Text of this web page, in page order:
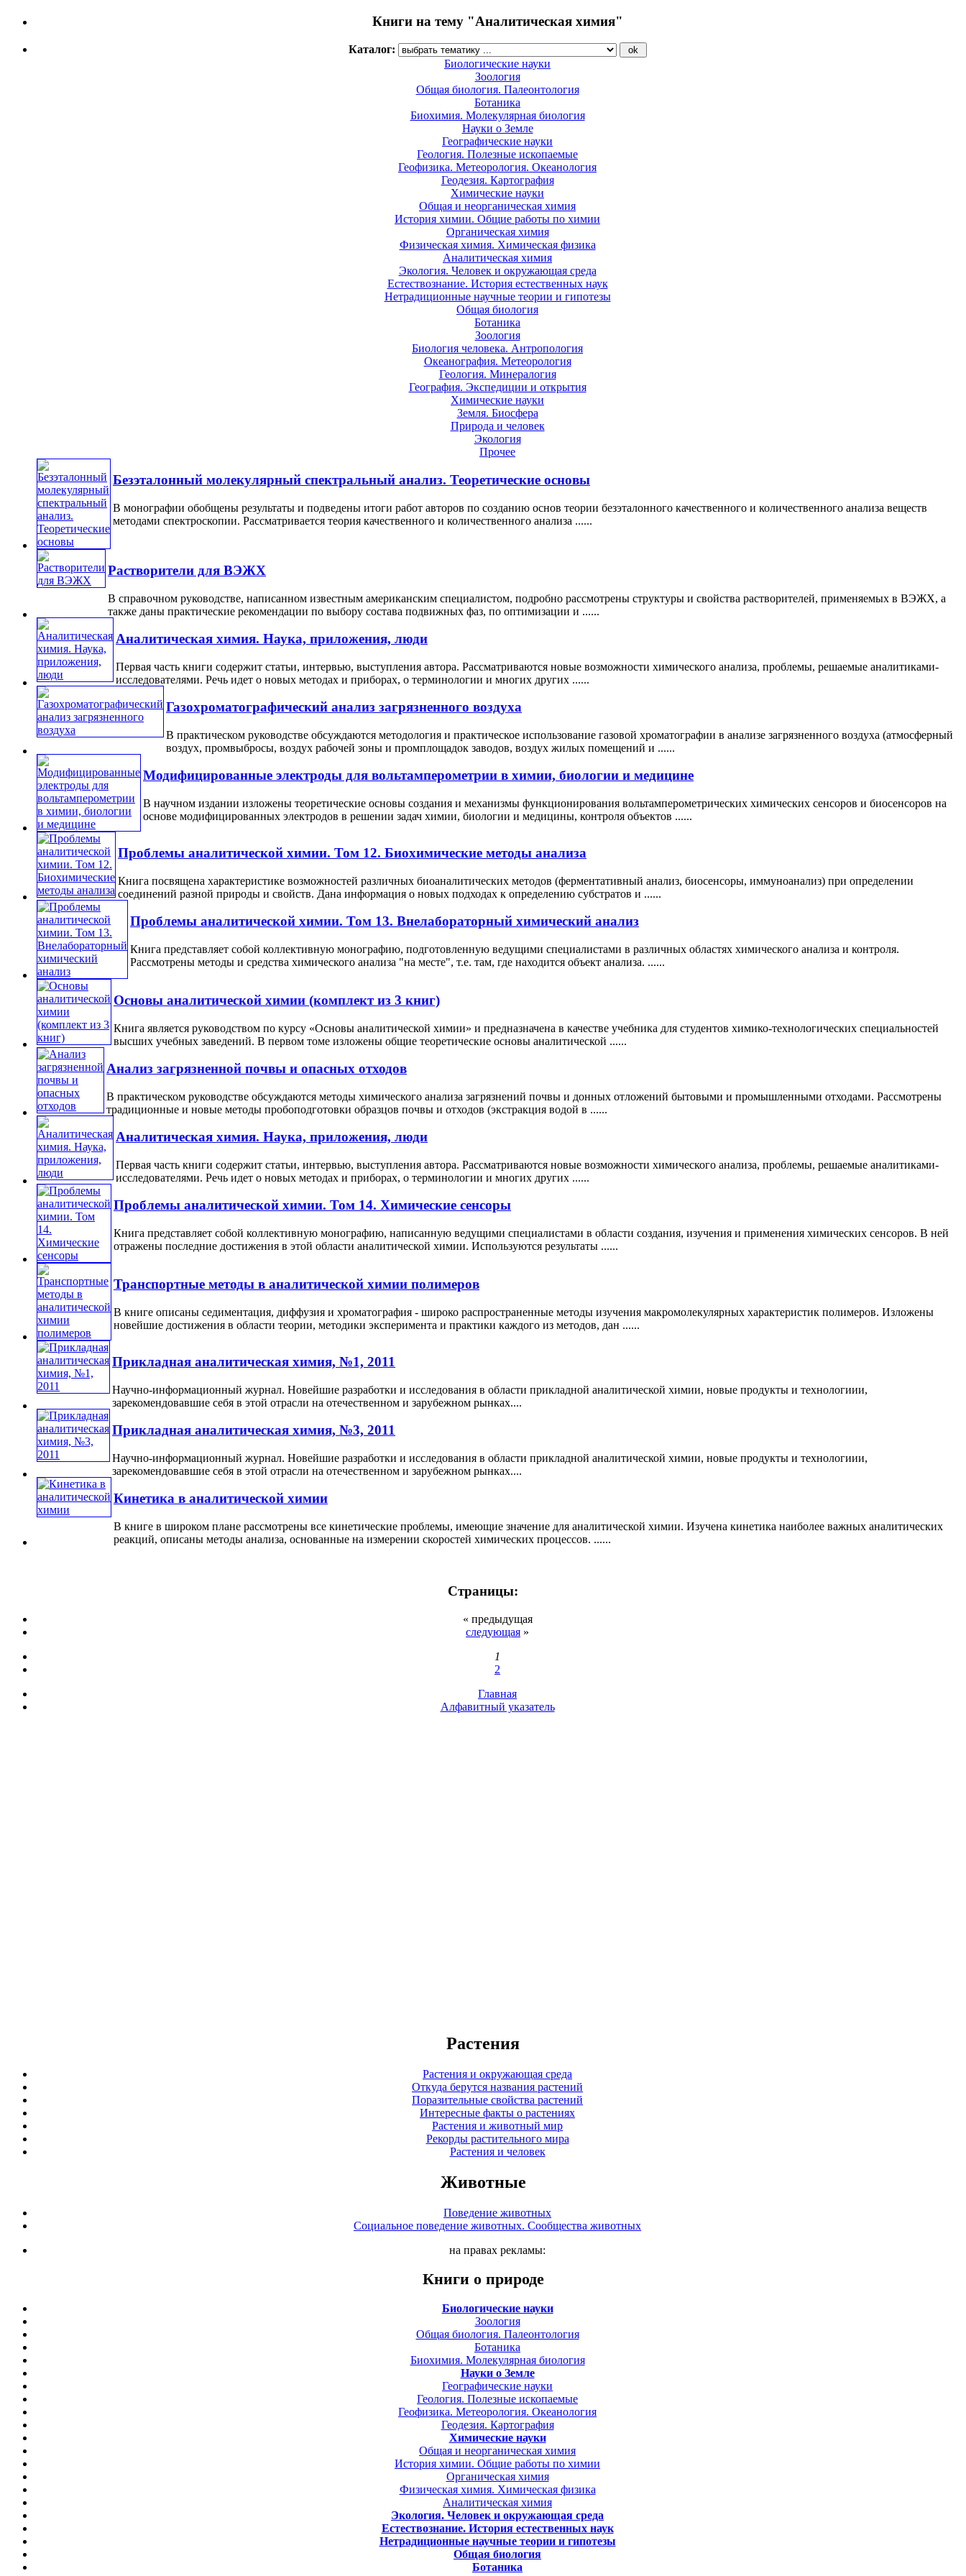
Книги на тему "Аналитическая химия"
Каталог:
Биологические науки
Зоология
Общая биология. Палеонтология
Ботаника
Биохимия. Молекулярная биология
Науки о Земле
Географические науки
Геология. Полезные ископаемые
Геофизика. Метеорология. Океанология
Геодезия. Картография
Химические науки
Общая и неорганическая химия
История химии. Общие работы по химии
Органическая химия
Физическая химия. Химическая физика
Аналитическая химия
Экология. Человек и окружающая среда
Естествознание. История естественных наук
Нетрадиционные научные теории и гипотезы
Общая биология
Ботаника
Зоология
Биология человека. Антропология
Океанография. Метеорология
Геология. Минералогия
География. Экспедиции и открытия
Химические науки
Земля. Биосфера
Природа и человек
Экология
Прочее
Безэталонный молекулярный спектральный анализ. Теоретические основы
В монографии обобщены результаты и подведены итоги работ авторов по созданию основ теории безэталонного качественного и количественного анализа веществ
методами спектроскопии. Рассматривается теория качественного и количественного анализа ......
Растворители для ВЭЖХ
В справочном руководстве, написанном известным американским специалистом, подробно рассмотрены структуры и свойства растворителей, применяемых в ВЭЖХ, а
также даны практические рекомендации по выбору состава подвижных фаз, по оптимизации и ......
Аналитическая химия. Наука, приложения, люди
Первая часть книги содержит статьи, интервью, выступления автора. Рассматриваются новые возможности химического анализа, проблемы, решаемые аналитиками-
исследователями. Речь идет о новых методах и приборах, о терминологии и многих других ......
Газохроматографический анализ загрязненного воздуха
В практическом руководстве обсуждаются методология и практическое использование газовой хроматографии в анализе загрязненного воздуха (атмосферный
воздух, промвыбросы, воздух рабочей зоны и промплощадок заводов, воздух жилых помещений и ......
Модифицированные электроды для вольтамперометрии в химии, биологии и медицине
В научном издании изложены теоретические основы создания и механизмы функционирования вольтамперометрических химических сенсоров и биосенсоров на
основе модифицированных электродов в решении задач химии, биологии и медицины, контроля объектов ......
Проблемы аналитической химии. Том 12. Биохимические методы анализа
Книга посвящена характеристике возможностей различных биоаналитических методов (ферментативный анализ, биосенсоры, иммуноанализ) при определении
соединений разной природы и свойств. Дана информация о новых подходах к определению субстратов и ......
Проблемы аналитической химии. Том 13. Внелабораторный химический анализ
Книга представляет собой коллективную монографию, подготовленную ведущими специалистами в различных областях химического анализа и контроля.
Рассмотрены методы и средства химического анализа "на месте", т.е. там, где находится объект анализа. ......
Основы аналитической химии (комплект из 3 книг)
Книга является руководством по курсу «Основы аналитической химии» и предназначена в качестве учебника для студентов химико-технологических специальностей
высших учебных заведений. В первом томе изложены общие теоретические основы аналитической ......
Анализ загрязненной почвы и опасных отходов
В практическом руководстве обсуждаются методы химического анализа загрязнений почвы и донных отложений бытовыми и промышленными отходами. Рассмотрены
традиционные и новые методы пробоподготовки образцов почвы и отходов (экстракция водой в ......
Аналитическая химия. Наука, приложения, люди
Первая часть книги содержит статьи, интервью, выступления автора. Рассматриваются новые возможности химического анализа, проблемы, решаемые аналитиками-
исследователями. Речь идет о новых методах и приборах, о терминологии и многих других ......
Проблемы аналитической химии. Том 14. Химические сенсоры
Книга представляет собой коллективную монографию, написанную ведущими специалистами в области создания, изучения и применения химических сенсоров. В ней
отражены последние достижения в этой области аналитической химии. Используются результаты ......
Транспортные методы в аналитической химии полимеров
В книге описаны седиментация, диффузия и хроматография - широко распространенные методы изучения макромолекулярных характеристик полимеров. Изложены
новейшие достижения в области теории, методики эксперимента и практики каждого из методов, дан ......
Прикладная аналитическая химия, №1, 2011
Научно-информационный журнал. Новейшие разработки и исследования в области прикладной аналитической химии, новые продукты и технологиии,
зарекомендовавшие себя в этой отрасли на отечественном и зарубежном рынках....
Прикладная аналитическая химия, №3, 2011
Научно-информационный журнал. Новейшие разработки и исследования в области прикладной аналитической химии, новые продукты и технологиии,
зарекомендовавшие себя в этой отрасли на отечественном и зарубежном рынках....
Кинетика в аналитической химии
В книге в широком плане рассмотрены все кинетические проблемы, имеющие значение для аналитической химии. Изучена кинетика наиболее важных аналитических
реакций, описаны методы анализа, основанные на измерении скоростей химических процессов. ......
Страницы:
« предыдущая
следующая »
1
2
Главная
Алфавитный указатель
Растения
Растения и окружающая среда
Откуда берутся названия растений
Поразительные свойства растений
Интересные факты о растениях
Растения и животный мир
Рекорды растительного мира
Растения и человек
Животные
Поведение животных
Социальное поведение животных. Сообщества животных
на правах рекламы:
Книги о природе
Биологические науки
Зоология
Общая биология. Палеонтология
Ботаника
Биохимия. Молекулярная биология
Науки о Земле
Географические науки
Геология. Полезные ископаемые
Геофизика. Метеорология. Океанология
Геодезия. Картография
Химические науки
Общая и неорганическая химия
История химии. Общие работы по химии
Органическая химия
Физическая химия. Химическая физика
Аналитическая химия
Экология. Человек и окружающая среда
Естествознание. История естественных наук
Нетрадиционные научные теории и гипотезы
Общая биология
Ботаника